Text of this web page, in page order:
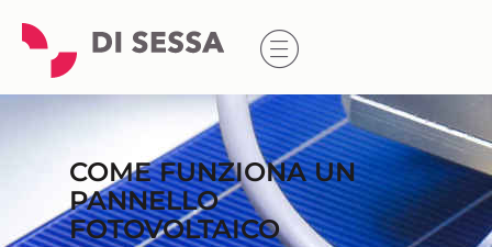
COME FUNZIONA UN
PANNELLO
FOTOVOLTAICO